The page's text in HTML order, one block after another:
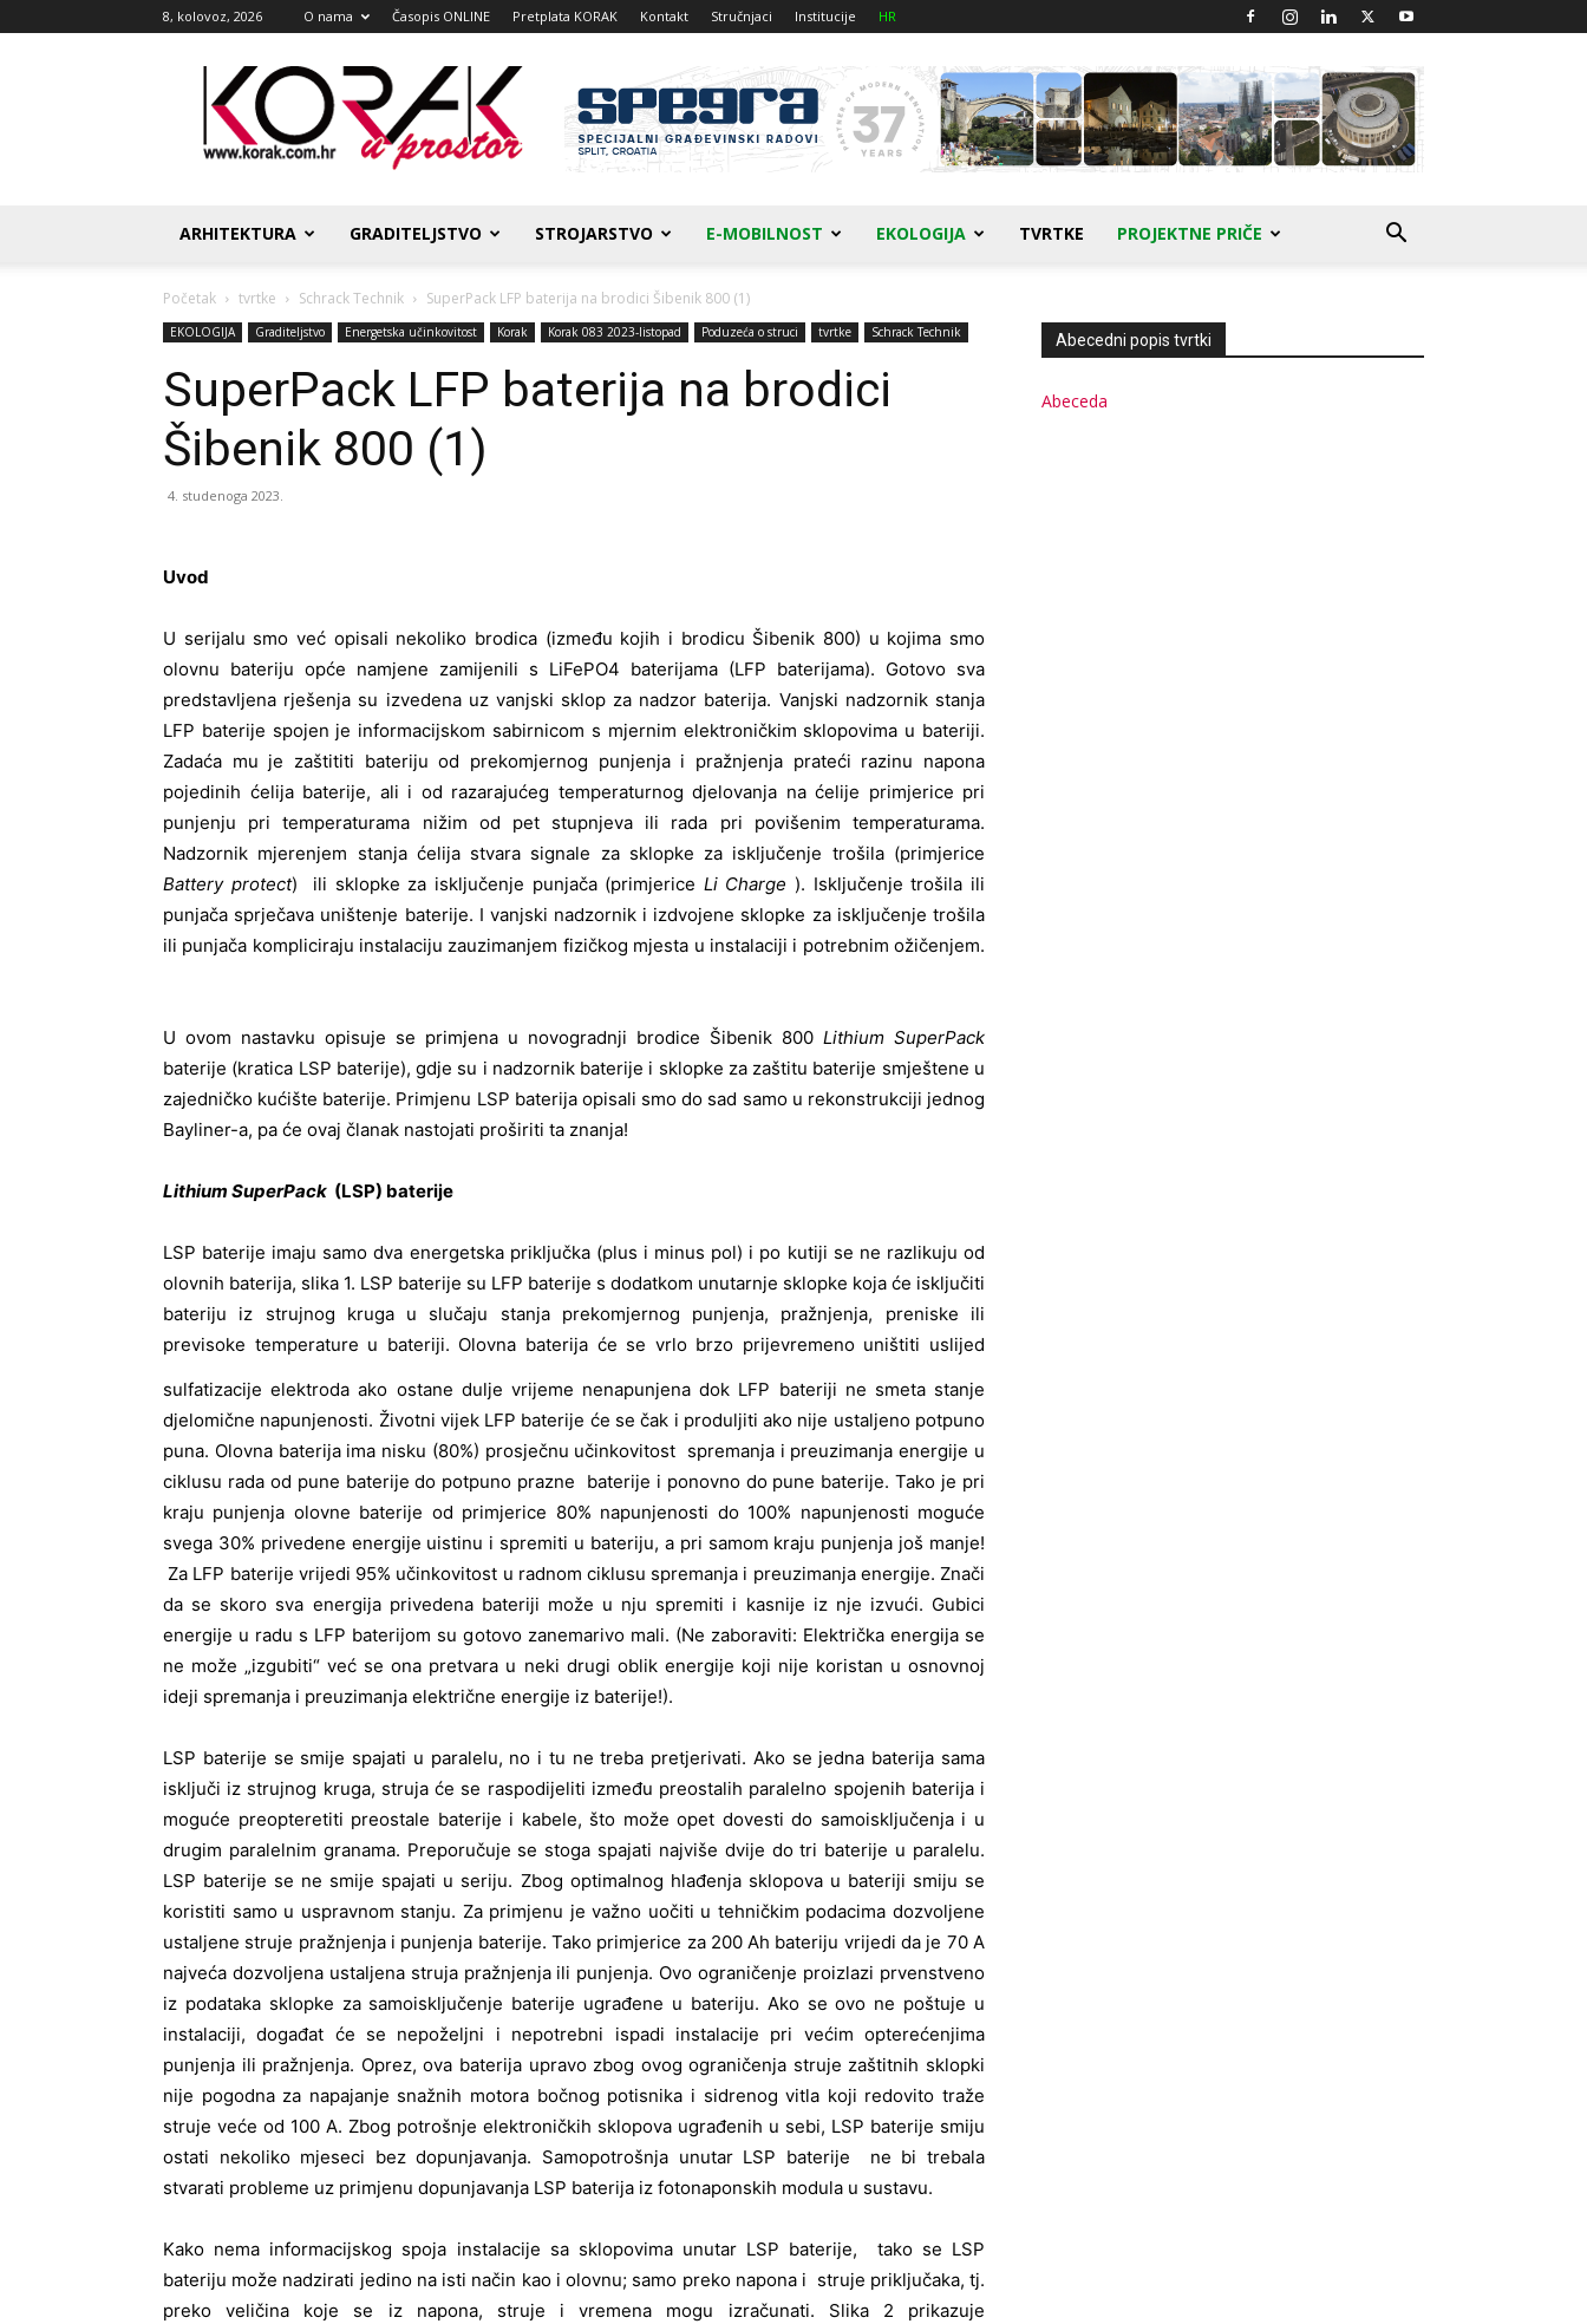
8, kolovoz, 2026 O nama Časopis ONLINE Pretplata KORAK Kontakt Stručnjaci Institucije HR
Korak
u
prostor
ARHITEKTURA GRADITELJSTVO STROJARSTVO E-MOBILNOST EKOLOGIJA TVRTKE PROJEKTNE PRIČE
Početak tvrtke Schrack Technik SuperPack LFP baterija na brodici Šibenik 800 (1)
EKOLOGIJA Graditeljstvo Energetska učinkovitost Korak Korak 083 2023-listopad Poduzeća o struci tvrtke Schrack Technik
SuperPack LFP baterija na brodici
Šibenik 800 (1)
4. studenoga 2023.
Uvod
U serijalu smo već opisali nekoliko brodica (između kojih i brodicu Šibenik 800) u kojima smo
olovnu bateriju opće namjene zamijenili s LiFePO4 baterijama (LFP baterijama). Gotovo sva
predstavljena rješenja su izvedena uz vanjski sklop za nadzor baterija. Vanjski nadzornik stanja
LFP baterije spojen je informacijskom sabirnicom s mjernim elektroničkim sklopovima u bateriji.
Zadaća mu je zaštititi bateriju od prekomjernog punjenja i pražnjenja prateći razinu napona
pojedinih ćelija baterije, ali i od razarajućeg temperaturnog djelovanja na ćelije primjerice pri
punjenju pri temperaturama nižim od pet stupnjeva ili rada pri povišenim temperaturama.
Nadzornik mjerenjem stanja ćelija stvara signale za sklopke za isključenje trošila (primjerice
Battery protect) ili sklopke za isključenje punjača (primjerice Li Charge ). Isključenje trošila ili
punjača sprječava uništenje baterije. I vanjski nadzornik i izdvojene sklopke za isključenje trošila
ili punjača kompliciraju instalaciju zauzimanjem fizičkog mjesta u instalaciji i potrebnim ožičenjem.
U ovom nastavku opisuje se primjena u novogradnji brodice Šibenik 800 Lithium SuperPack
baterije (kratica LSP baterije), gdje su i nadzornik baterije i sklopke za zaštitu baterije smještene u
zajedničko kućište baterije. Primjenu LSP baterija opisali smo do sad samo u rekonstrukciji jednog
Bayliner-a, pa će ovaj članak nastojati proširiti ta znanja!
Lithium SuperPack (LSP) baterije
LSP baterije imaju samo dva energetska priključka (plus i minus pol) i po kutiji se ne razlikuju od
olovnih baterija, slika 1. LSP baterije su LFP baterije s dodatkom unutarnje sklopke koja će isključiti
bateriju iz strujnog kruga u slučaju stanja prekomjernog punjenja, pražnjenja, preniske ili
previsoke temperature u bateriji. Olovna baterija će se vrlo brzo prijevremeno uništiti uslijed
sulfatizacije elektroda ako ostane dulje vrijeme nenapunjena dok LFP bateriji ne smeta stanje
djelomične napunjenosti. Životni vijek LFP baterije će se čak i produljiti ako nije ustaljeno potpuno
puna. Olovna baterija ima nisku (80%) prosječnu učinkovitost spremanja i preuzimanja energije u
ciklusu rada od pune baterije do potpuno prazne baterije i ponovno do pune baterije. Tako je pri
kraju punjenja olovne baterije od primjerice 80% napunjenosti do 100% napunjenosti moguće
svega 30% privedene energije uistinu i spremiti u bateriju, a pri samom kraju punjenja još manje!
Za LFP baterije vrijedi 95% učinkovitost u radnom ciklusu spremanja i preuzimanja energije. Znači
da se skoro sva energija privedena bateriji može u nju spremiti i kasnije iz nje izvući. Gubici
energije u radu s LFP baterijom su gotovo zanemarivo mali. (Ne zaboraviti: Električka energija se
ne može „izgubiti“ već se ona pretvara u neki drugi oblik energije koji nije koristan u osnovnoj
ideji spremanja i preuzimanja električne energije iz baterije!).
LSP baterije se smije spajati u paralelu, no i tu ne treba pretjerivati. Ako se jedna baterija sama
isključi iz strujnog kruga, struja će se raspodijeliti između preostalih paralelno spojenih baterija i
moguće preopteretiti preostale baterije i kabele, što može opet dovesti do samoisključenja i u
drugim paralelnim granama. Preporučuje se stoga spajati najviše dvije do tri baterije u paralelu.
LSP baterije se ne smije spajati u seriju. Zbog optimalnog hlađenja sklopova u bateriji smiju se
koristiti samo u uspravnom stanju. Za primjenu je važno uočiti u tehničkim podacima dozvoljene
ustaljene struje pražnjenja i punjenja baterije. Tako primjerice za 200 Ah bateriju vrijedi da je 70 A
najveća dozvoljena ustaljena struja pražnjenja ili punjenja. Ovo ograničenje proizlazi prvenstveno
iz podataka sklopke za samoisključenje baterije ugrađene u bateriju. Ako se ovo ne poštuje u
instalaciji, događat će se nepoželjni i nepotrebni ispadi instalacije pri većim opterećenjima
punjenja ili pražnjenja. Oprez, ova baterija upravo zbog ovog ograničenja struje zaštitnih sklopki
nije pogodna za napajanje snažnih motora bočnog potisnika i sidrenog vitla koji redovito traže
struje veće od 100 A. Zbog potrošnje elektroničkih sklopova ugrađenih u sebi, LSP baterije smiju
ostati nekoliko mjeseci bez dopunjavanja. Samopotrošnja unutar LSP baterije ne bi trebala
stvarati probleme uz primjenu dopunjavanja LSP baterija iz fotonaponskih modula u sustavu.
Kako nema informacijskog spoja instalacije sa sklopovima unutar LSP baterije, tako se LSP
bateriju može nadzirati jedino na isti način kao i olovnu; samo preko napona i struje priključaka, tj.
preko veličina koje se iz napona, struje i vremena mogu izračunati. Slika 2 prikazuje
Abecedni popis tvrtki
Abeceda